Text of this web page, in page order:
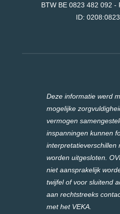
BTW BE 0823 482 092 -
ID:
Deze informatie werd
mogelijke
vermogen
inspanningen kunnen
interpretatieverschillen
worden uitgesloten.
niet aansprakelijk
twijfel of voor sluitend
aan rechtstreeks
met het VEKA.